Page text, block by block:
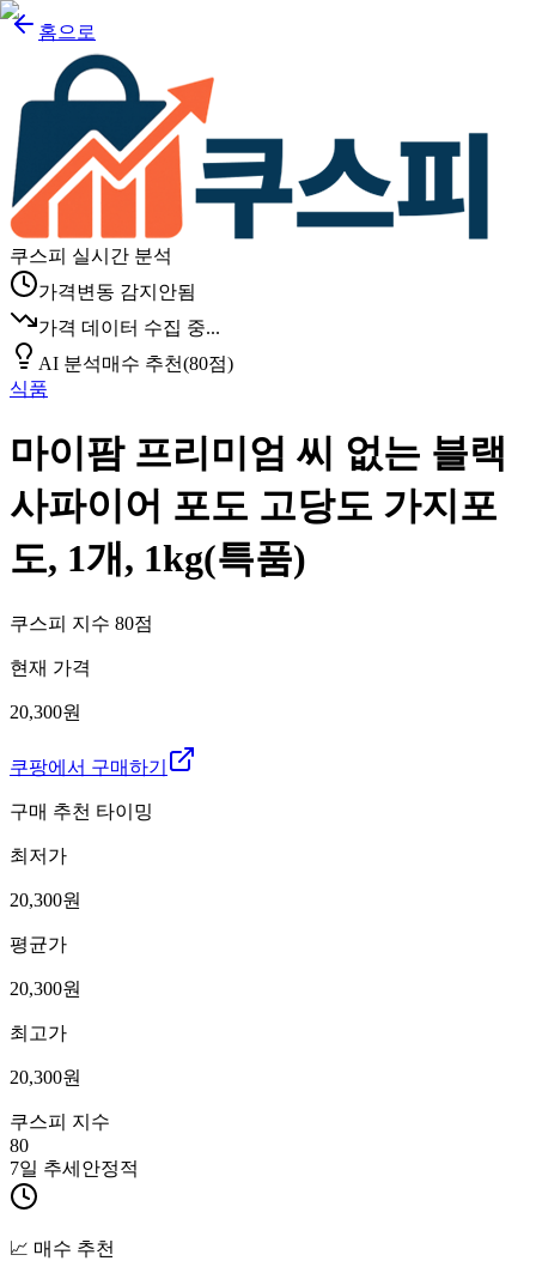
홈으로
쿠스피 실시간 분석
가격변동 감지안됨
가격 데이터 수집 중...
AI 분석매수 추천(80점)
식품
마이팜 프리미엄 씨 없는 블랙
사파이어 포도 고당도 가지포
도, 1개, 1kg(특품)
쿠스피 지수 80점
현재 가격
20,300원
쿠팡에서 구매하기
구매 추천 타이밍
최저가
20,300원
평균가
20,300원
최고가
20,300원
쿠스피 지수
80
7일 추세 안정적
📈 매수 추천